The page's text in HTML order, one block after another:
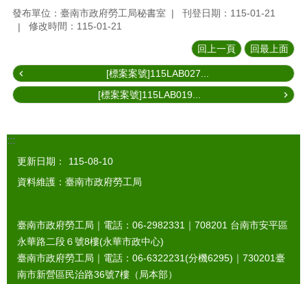
發布單位：臺南市政府勞工局秘書室
刊登日期：115-01-21
修改時間：115-01-21
回上一頁 回最上面
[標案案號]115LAB027...
[標案案號]115LAB019...
:::
更新日期：
115-08-10
資料維護：臺南市政府勞工局
臺南市政府勞工局｜電話：06-2982331｜ 708201 台南市安平區
永華路二段６號8樓(永華市政中心)
臺南市政府勞工局｜電話：06-6322231(分機6295)｜ 730201臺
南市新營區民治路36號7樓（局本部）